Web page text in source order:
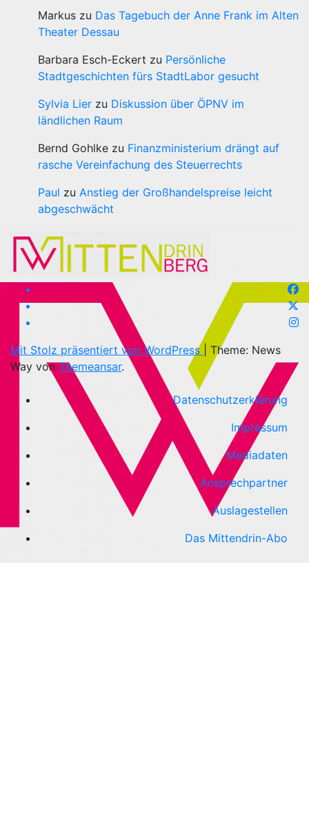
Markus zu Das Tagebuch der Anne Frank im Alten
Theater Dessau
Barbara Esch-Eckert zu Persönliche
Stadtgeschichten fürs StadtLabor gesucht
Sylvia Lier zu Diskussion über ÖPNV im
ländlichen Raum
Bernd Gohlke zu Finanzministerium drängt auf
rasche Vereinfachung des Steuerrechts
Paul zu Anstieg der Großhandelspreise leicht
abgeschwächt
Mit Stolz präsentiert von WordPress
Theme: News
Way vonThemeansar.
Datenschutzerklärung
Impressum
Mediadaten
Ansprechpartner
Auslagestellen
Das Mittendrin-Abo